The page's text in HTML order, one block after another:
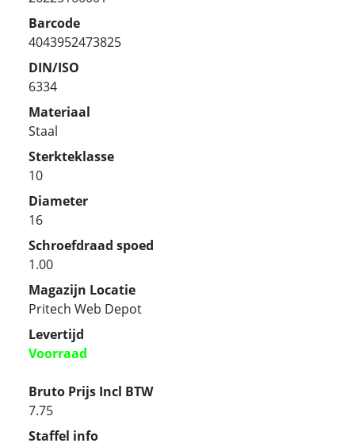
Barcode
4043952473825
DIN/ISO
6334
Materiaal
Staal
Sterkteklasse
10
Diameter
16
Schroefdraad spoed
1.00
Magazijn Locatie
Pritech Web Depot
Levertijd
Voorraad
Bruto Prijs Incl BTW
7.75
Staffel info